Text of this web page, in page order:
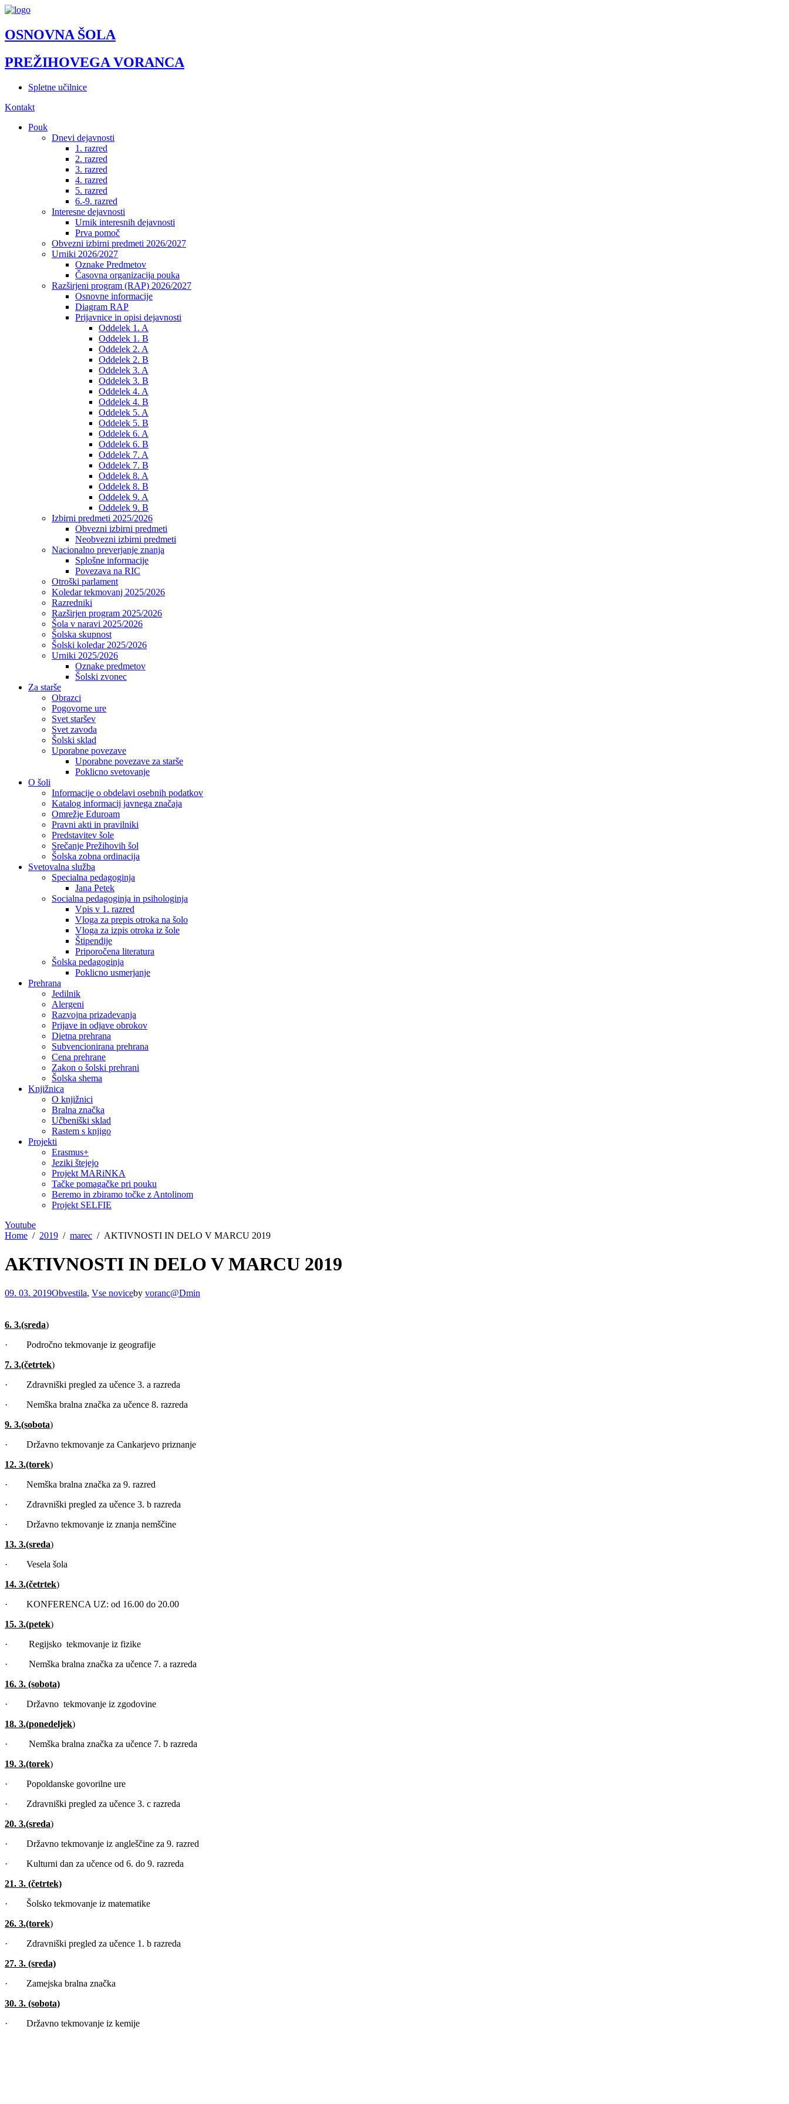
OSNOVNA ŠOLA
PREŽIHOVEGA VORANCA
Spletne učilnice
Kontakt
Pouk
Dnevi dejavnosti
1. razred
2. razred
3. razred
4. razred
5. razred
6.-9. razred
Interesne dejavnosti
Urnik interesnih dejavnosti
Prva pomoč
Obvezni izbirni predmeti 2026/2027
Urniki 2026/2027
Oznake Predmetov
Časovna organizacija pouka
Razširjeni program (RAP) 2026/2027
Osnovne informacije
Diagram RAP
Prijavnice in opisi dejavnosti
Oddelek 1. A
Oddelek 1. B
Oddelek 2. A
Oddelek 2. B
Oddelek 3. A
Oddelek 3. B
Oddelek 4. A
Oddelek 4. B
Oddelek 5. A
Oddelek 5. B
Oddelek 6. A
Oddelek 6. B
Oddelek 7. A
Oddelek 7. B
Oddelek 8. A
Oddelek 8. B
Oddelek 9. A
Oddelek 9. B
Izbirni predmeti 2025/2026
Obvezni izbirni predmeti
Neobvezni izbirni predmeti
Nacionalno preverjanje znanja
Splošne informacije
Povezava na RIC
Otroški parlament
Koledar tekmovanj 2025/2026
Razredniki
Razširjen program 2025/2026
Šola v naravi 2025/2026
Šolska skupnost
Šolski koledar 2025/2026
Urniki 2025/2026
Oznake predmetov
Šolski zvonec
Za starše
Obrazci
Pogovorne ure
Svet staršev
Svet zavoda
Šolski sklad
Uporabne povezave
Uporabne povezave za starše
Poklicno svetovanje
O šoli
Informacije o obdelavi osebnih podatkov
Katalog informacij javnega značaja
Omrežje Eduroam
Pravni akti in pravilniki
Predstavitev šole
Srečanje Prežihovih šol
Šolska zobna ordinacija
Svetovalna služba
Specialna pedagoginja
Jana Petek
Socialna pedagoginja in psihologinja
Vpis v 1. razred
Vloga za prepis otroka na šolo
Vloga za izpis otroka iz šole
Štipendije
Priporočena literatura
Šolska pedagoginja
Poklicno usmerjanje
Prehrana
Jedilnik
Alergeni
Razvojna prizadevanja
Prijave in odjave obrokov
Dietna prehrana
Subvencionirana prehrana
Cena prehrane
Zakon o šolski prehrani
Šolska shema
Knjižnica
O knjižnici
Bralna značka
Učbeniški sklad
Rastem s knjigo
Projekti
Erasmus+
Jeziki štejejo
Projekt MARiNKA
Tačke pomagačke pri pouku
Beremo in zbiramo točke z Antolinom
Projekt SELFIE
Youtube
Home
2019 marec AKTIVNOSTI IN DELO V MARCU 2019
AKTIVNOSTI IN DELO V MARCU 2019
09. 03. 2019Obvestila, Vse noviceby voranc@Dmin
6. 3.(sreda)
· Področno tekmovanje iz geografije
7. 3.(četrtek)
· Zdravniški pregled za učence 3. a razreda
· Nemška bralna značka za učence 8. razreda
9. 3.(sobota)
· Državno tekmovanje za Cankarjevo priznanje
12. 3.(torek)
· Nemška bralna značka za 9. razred
· Zdravniški pregled za učence 3. b razreda
· Državno tekmovanje iz znanja nemščine
13. 3.(sreda)
· Vesela šola
14. 3.(četrtek)
· KONFERENCA UZ: od 16.00 do 20.00
15. 3.(petek)
· Regijsko tekmovanje iz fizike
· Nemška bralna značka za učence 7. a razreda
16. 3. (sobota)
· Državno tekmovanje iz zgodovine
18. 3.(ponedeljek)
· Nemška bralna značka za učence 7. b razreda
19. 3.(torek)
· Popoldanske govorilne ure
· Zdravniški pregled za učence 3. c razreda
20. 3.(sreda)
· Državno tekmovanje iz angleščine za 9. razred
· Kulturni dan za učence od 6. do 9. razreda
21. 3. (četrtek)
· Šolsko tekmovanje iz matematike
26. 3.(torek)
· Zdravniški pregled za učence 1. b razreda
27. 3. (sreda)
· Zamejska bralna značka
30. 3. (sobota)
· Državno tekmovanje iz kemije